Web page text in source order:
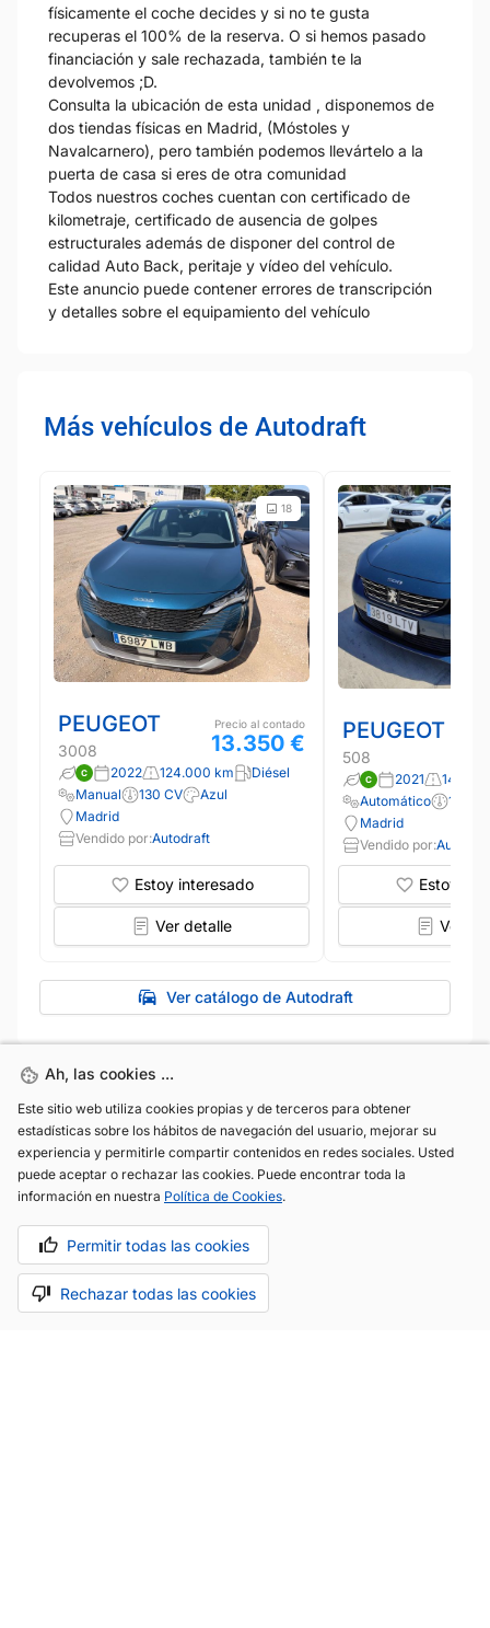
físicamente el coche decides y si no te gusta
recuperas el 100% de la reserva. O si hemos pasado
financiación y sale rechazada, también te la
devolvemos ;D.
Consulta la ubicación de esta unidad , disponemos de
dos tiendas físicas en Madrid, (Móstoles y
Navalcarnero), pero también podemos llevártelo a la
puerta de casa si eres de otra comunidad
Todos nuestros coches cuentan con certificado de
kilometraje, certificado de ausencia de golpes
estructurales además de disponer del control de
calidad Auto Back, peritaje y vídeo del vehículo.
Este anuncio puede contener errores de transcripción
y detalles sobre el equipamiento del vehículo
Más vehículos de Autodraft
18
PEUGEOT
3008
Precio al contado
13.350 €
2022 124.000 km
Diésel
Manual
130 CV
Azul
Madrid
Vendido por:Autodraft
Estoy interesado
Ver detalle
PEUGEOT
508
2021
Automático
130
Madrid
Vendido por:
Estoy
Ver
Ver catálogo de Autodraft
Ah, las cookies ...
Este sitio web utiliza cookies propias y de terceros para obtener
estadísticas sobre los hábitos de navegación del usuario, mejorar su
experiencia y permitirle compartir contenidos en redes sociales. Usted
puede aceptar o rechazar las cookies. Puede encontrar toda la
información en nuestra Política de Cookies.
Permitir todas las cookies
Rechazar todas las cookies
Ah, las cookies ...
Este sitio web utiliza cookies propias y de terceros para obtener
estadísticas sobre los hábitos de navegación del usuario, mejorar su
experiencia y permitirle compartir contenidos en redes sociales. Usted
puede aceptar o rechazar las cookies. Puede encontrar toda la
información en nuestra Política de Cookies.
Permitir todas las cookies
Rechazar todas las cookies